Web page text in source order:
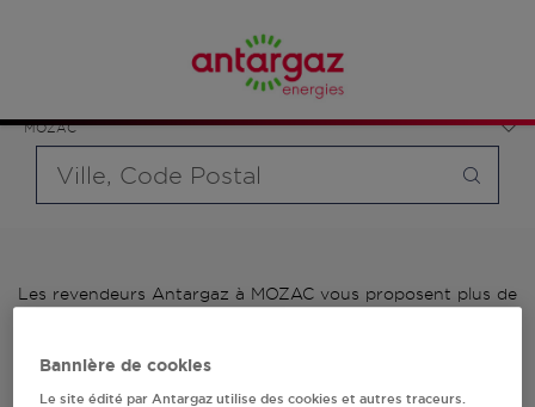
MOZAC
bouteille souhaité et le type de point de vente (revendeur /
distributeur automatique de bouteilles de gaz ou station GPL
carburant)
Les revendeurs Antargaz à MOZAC vous proposent plus de
Antargaz à MOZAC, l'adresse, le numéro de téléphone de
Bannière de cookies
Le site édité par Antargaz utilise des cookies et autres traceurs.